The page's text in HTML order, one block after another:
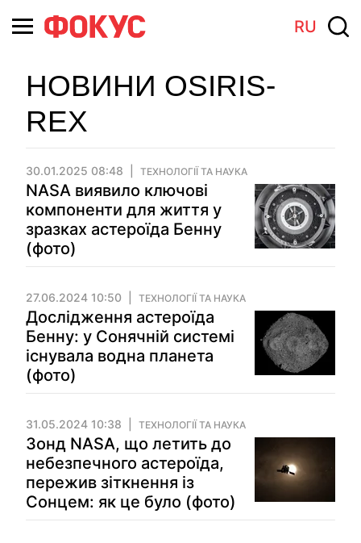
RU
НОВИНИ OSIRIS-
REX
30.01.2025 08:48 ТЕХНОЛОГІЇ ТА НАУКА
NASA виявило ключові
компоненти для життя у
зразках астероїда Бенну
(фото)
27.06.2024 10:50 ТЕХНОЛОГІЇ ТА НАУКА
Дослідження астероїда
Бенну: у Сонячній системі
існувала водна планета
(фото)
31.05.2024 10:38 ТЕХНОЛОГІЇ ТА НАУКА
Зонд NASA, що летить до
небезпечного астероїда,
пережив зіткнення із
Сонцем: як це було (фото)